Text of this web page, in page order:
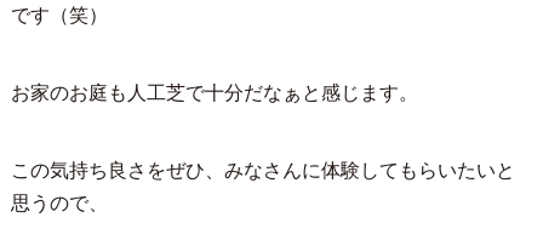
です（笑）
お家のお庭も人工芝で十分だなぁと感じます。
この気持ち良さをぜひ、みなさんに体験してもらいたいと
思うので、